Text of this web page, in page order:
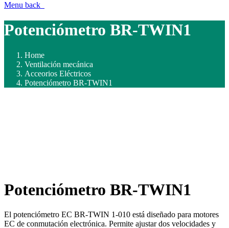
Menu back
Potenciómetro BR-TWIN1
Home
Ventilación mecánica
Acceorios Eléctricos
Potenciómetro BR-TWIN1
Potenciómetro BR-TWIN1
El potenciómetro EC BR-TWIN 1-010 está diseñado para motores
EC de conmutación electrónica. Permite ajustar dos velocidades y